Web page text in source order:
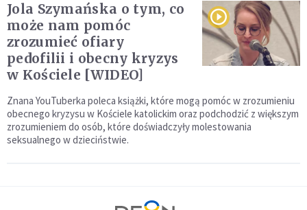
Jola Szymańska o tym, co
może nam pomóc
zrozumieć ofiary
pedofilii i obecny kryzys
w Kościele [WIDEO]
Znana YouTuberka poleca książki, które mogą pomóc w zrozumieniu
obecnego kryzysu w Kościele katolickim oraz podchodzić z większym
zrozumieniem do osób, które doświadczyły molestowania
seksualnego w dzieciństwie.